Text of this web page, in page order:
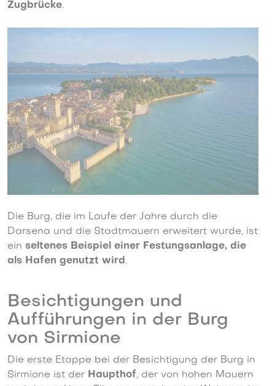
Zugbrücke.
Die Burg, die im Laufe der Jahre durch die
Darsena und die Stadtmauern erweitert wurde, ist
ein seltenes Beispiel einer Festungsanlage, die
als Hafen genutzt wird.
Besichtigungen und
Aufführungen in der Burg
von Sirmione
Die erste Etappe bei der Besichtigung der Burg in
Sirmione ist der Haupthof, der von hohen Mauern